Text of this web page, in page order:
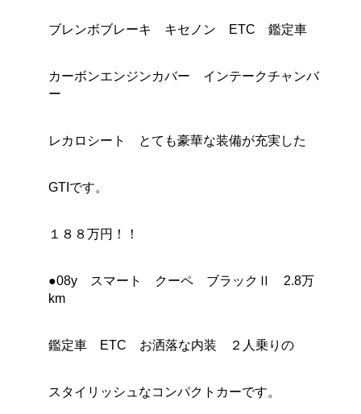
ブレンボブレーキ キセノン ETC 鑑定車
カーボンエンジンカバー インテークチャンバ
ー
レカロシート とても豪華な装備が充実した
GTIです。
１８８万円！！
●08y スマート クーペ ブラックⅡ 2.8万
km
鑑定車 ETC お洒落な内装 ２人乗りの
スタイリッシュなコンパクトカーです。